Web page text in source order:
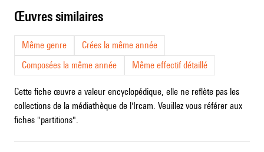
œuvres similaires
Même genre
Crées la même année
Composées la même année
Même effectif détaillé
Cette fiche œuvre a valeur encyclopédique, elle ne reflète pas les
collections de la médiathèque de l'Ircam. Veuillez vous référer aux
fiches "partitions".